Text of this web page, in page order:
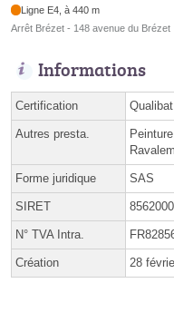
Ligne E4, à 440 m
Arrêt Brézet - 148 avenue du Brézet
Informations
Certification
Autres presta.
Forme juridique SAS
SIRET
N° TVA Intra.
Création 28